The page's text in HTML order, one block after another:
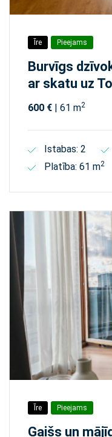
Īre Pieejams
Burvīgs
ar skatu uz
600 € | 61 m2
Istabas: 2
Platība: 61 m2
Īre Pieejams
Gaišs un